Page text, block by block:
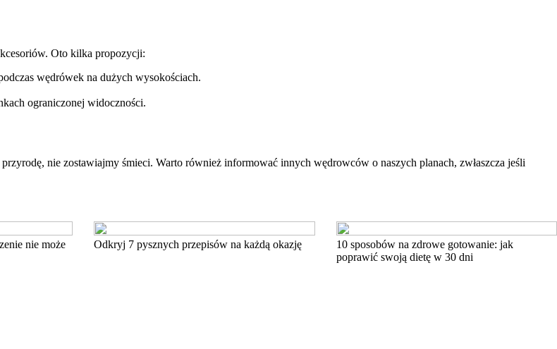
Oto kilka propozycji:
wędrówek na dużych wysokościach.
ograniczonej widoczności.
nie zostawiajmy śmieci. Warto również informować innych wędrowców o naszych planach, zwłaszcza jeśli
nie może
Odkryj 7 pysznych przepisów na każdą okazję
10 sposobów na zdrowe gotowanie: jak
poprawić swoją dietę w 30 dni